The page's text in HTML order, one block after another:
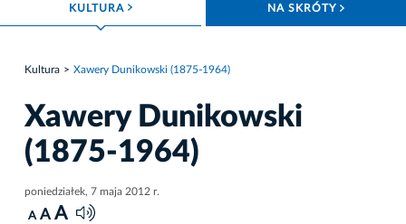
KULTURA ROZWIŃ MENU NA SKRÓTY
Kultura Xawery Dunikowski (1875-1964)
Xawery Dunikowski
(1875-1964)
poniedziałek, 7 maja 2012 r.
A A A